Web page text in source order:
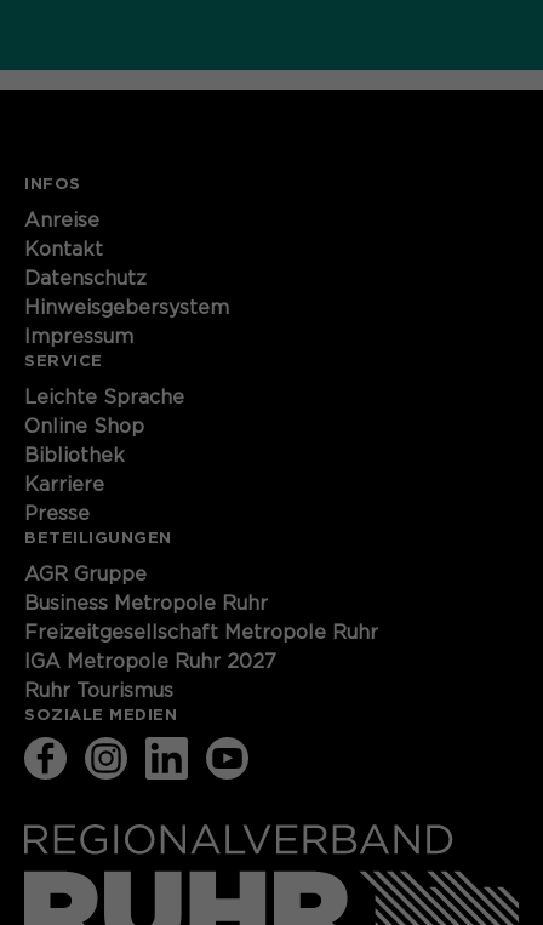
INFOS
Anreise
Kontakt
Datenschutz
Hinweisgebersystem
Impressum
SERVICE
Leichte Sprache
Online Shop
Bibliothek
Karriere
Presse
BETEILIGUNGEN
AGR Gruppe
Business Metropole Ruhr
Freizeitgesellschaft Metropole Ruhr
IGA Metropole Ruhr 2027
Ruhr Tourismus
SOZIALE MEDIEN